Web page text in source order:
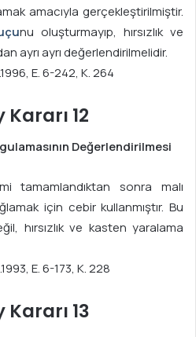
amacıyla gerçekleştirilmiştir.
nu oluşturmayıp, hırsızlık ve
ayrı ayrı değerlendirilmelidir.
E. 6-242, K. 264
12
Değerlendirilmesi
tamamlandıktan sonra malı
için cebir kullanmıştır. Bu
hırsızlık ve kasten yaralama
E. 6-173, K. 228
13